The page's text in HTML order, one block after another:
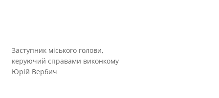
Заступник міського голови,
керуючий справами виконкому
Юрій Вербич